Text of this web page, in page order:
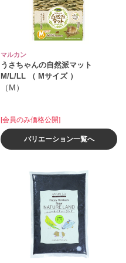
マルカン
うさちゃんの自然派マット
M/L/LL （ Mサイズ ）
（M）
[会員のみ価格公開]
バリエーション一覧へ